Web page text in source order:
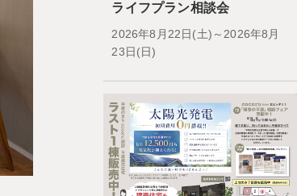
ライフプラン相談会
2026年8月22日(土)～2026年8月
23日(日)